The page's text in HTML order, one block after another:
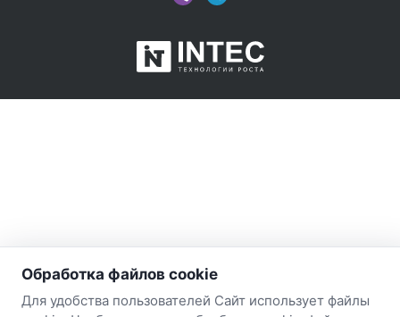
Обработка файлов cookie
Для удобства пользователей Сайт использует файлы